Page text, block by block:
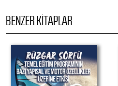
BENZER KITAPLAR